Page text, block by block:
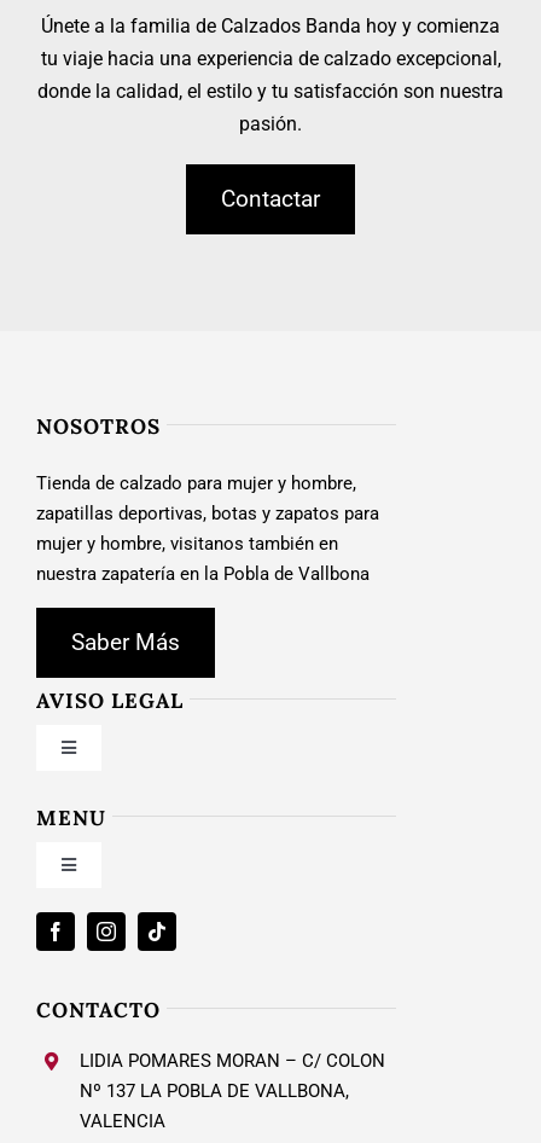
Únete a la familia de Calzados Banda hoy y comienza
tu viaje hacia una experiencia de calzado excepcional,
donde la calidad, el estilo y tu satisfacción son nuestra
pasión.
Contactar
NOSOTROS
Tienda de calzado para mujer y hombre,
zapatillas deportivas, botas y zapatos para
mujer y hombre, visitanos también en
nuestra zapatería en la Pobla de Vallbona
Saber Más
AVISO LEGAL
Toggle
Condiciones de uso
Condiciones de contratación
Envío y plazos entrega
MENU
Toggle
Inicio
Nosotros
Calzado Mujer
CONTACTO
LIDIA POMARES MORAN – C/ COLON
Nº 137 LA POBLA DE VALLBONA,
VALENCIA